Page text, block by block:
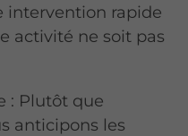
intervention rapide
activité ne soit pas
: Plutôt que
anticipons les